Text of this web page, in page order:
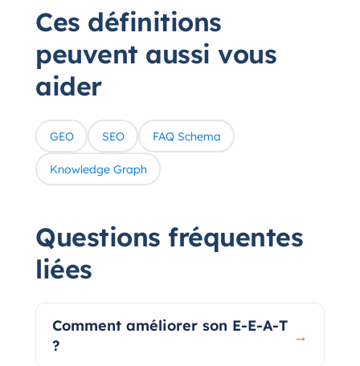
Ces définitions
peuvent aussi vous
aider
GEO SEO FAQ Schema
Knowledge Graph
Questions fréquentes
liées
Comment améliorer son E-E-A-T
?
→